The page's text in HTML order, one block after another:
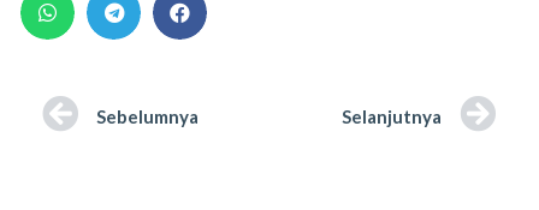
Sebelumnya Selanjutnya